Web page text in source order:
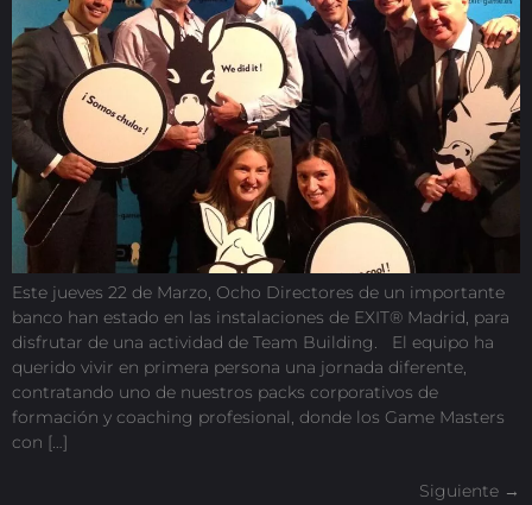
Este jueves 22 de Marzo, Ocho Directores de un importante
banco han estado en las instalaciones de EXIT® Madrid, para
disfrutar de una actividad de Team Building. El equipo ha
querido vivir en primera persona una jornada diferente,
contratando uno de nuestros packs corporativos de
formación y coaching profesional, donde los Game Masters
con […]
Siguiente →